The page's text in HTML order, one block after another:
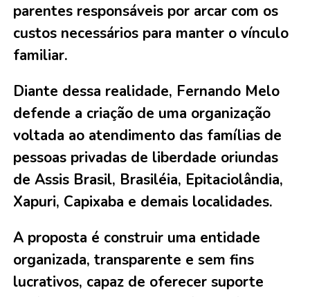
parentes responsáveis por arcar com os
custos necessários para manter o vínculo
familiar.
Diante dessa realidade, Fernando Melo
defende a criação de uma organização
voltada ao atendimento das famílias de
pessoas privadas de liberdade oriundas
de Assis Brasil, Brasiléia, Epitaciolândia,
Xapuri, Capixaba e demais localidades.
A proposta é construir uma entidade
organizada, transparente e sem fins
lucrativos, capaz de oferecer suporte